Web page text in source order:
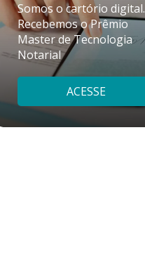
Somos o cartório digital.
Recebemos o Prêmio
Master de Tecnologia
Notarial
ACESSE